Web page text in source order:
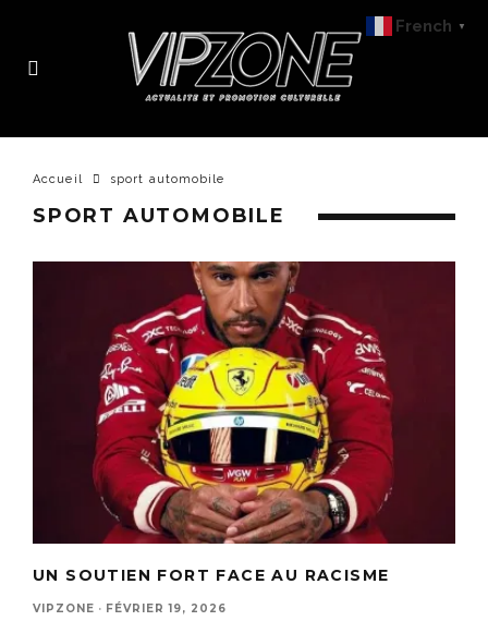
Accueil sport automobile
SPORT AUTOMOBILE
UN SOUTIEN FORT FACE AU RACISME
VIPZONE · FÉVRIER 19, 2026
French ▼